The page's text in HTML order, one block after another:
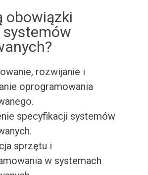
obowiązki
systemów
rozwijanie i
oprogramowania
specyfikacji systemów
sprzętu i
w systemach